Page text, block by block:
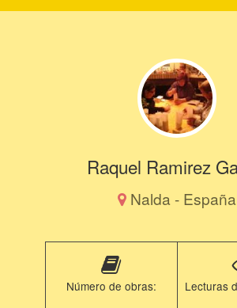
Raquel Ramirez
Nalda - España
Número de obras: Lecturas